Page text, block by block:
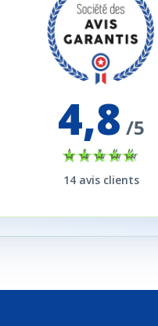
4,8 /5
14avis clients